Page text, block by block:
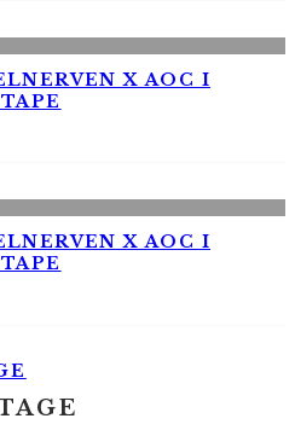
X AOC I
X AOC I